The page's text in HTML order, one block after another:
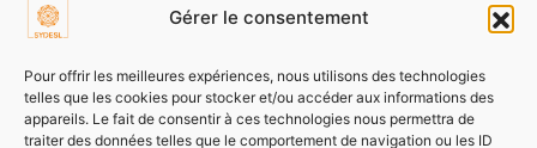
Gérer le consentement
Pour offrir les meilleures expériences, nous utilisons des technologies
telles que les cookies pour stocker et/ou accéder aux informations des
appareils. Le fait de consentir à ces technologies nous permettra de
traiter des données telles que le comportement de navigation ou les ID
Pages annexes
Marchés publics
Actes administratifs